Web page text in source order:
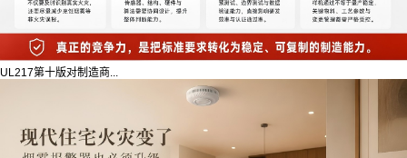
UL217第十版对制造商...